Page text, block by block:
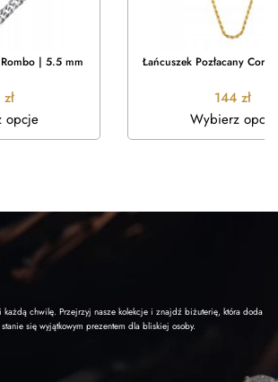
| 5.5 mm
zł
opcje
Łańcuszek Pozłacany
144 zł
Wybierz opcje
każdą chwilę. Przejrzyj nasze kolekcje i znajdź biżuterię, która doda
się wyjątkowym prezentem dla bliskiej osoby.